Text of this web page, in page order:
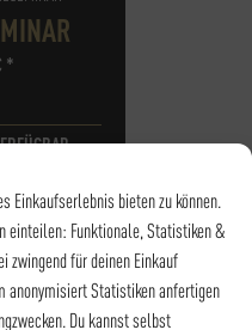
Einkaufserlebnis bieten zu können.
einteilen: Funktionale, Statistiken &
zwingend für deinen Einkauf
anonymisiert Statistiken anfertigen
Du kannst selbst
*
- 13:00
und